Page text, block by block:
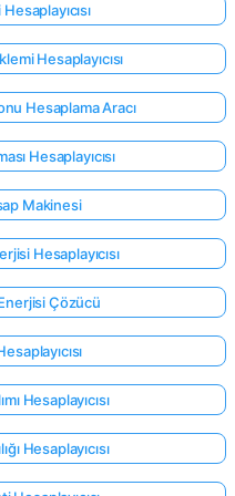
Hesaplayıcısı
Hesaplama Aracı
Hesaplayıcısı
Makinesi
Hesaplayıcısı
Çözücü
Hesaplayıcısı
Hesaplayıcısı